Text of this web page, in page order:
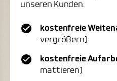
unseren Kunden.
kostenfreie
vergrößern)
kostenfreie
mattieren)